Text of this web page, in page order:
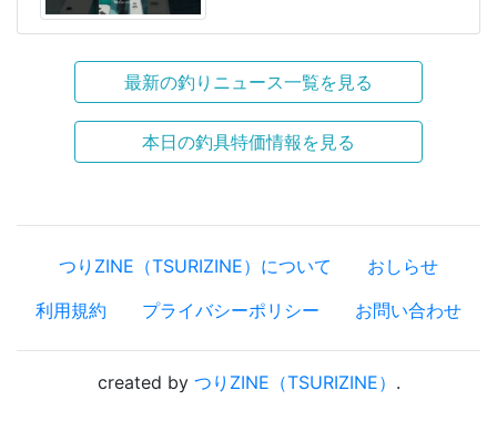
最新の釣りニュース一覧を見る
本日の釣具特価情報を見る
つりZINE（TSURIZINE）について
おしらせ
利用規約
プライバシーポリシー お問い合わせ
created by つりZINE（TSURIZINE） .